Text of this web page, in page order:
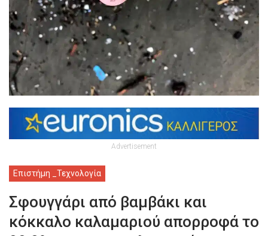
Advertisement
Επιστήμη _Τεχνολογία
Σφουγγάρι από βαμβάκι και
κόκκαλο καλαμαριού απορροφά το